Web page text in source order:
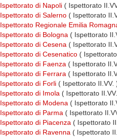
Ispettorato di Napoli ( Ispettorato
Ispettorato di Salerno ( Ispettorato
Ispettorato Regionale Emilia
Ispettorato di Bologna ( Ispettorato
Ispettorato di Cesena ( Ispettorato
Ispettorato di Cesenatico (
Ispettorato di Faenza ( Ispettorato
Ispettorato di Ferrara ( Ispettorato
Ispettorato di Forli ( Ispettorato II.VV.
Ispettorato di Imola ( Ispettorato
Ispettorato di Modena ( Ispettorato
Ispettorato di Parma ( Ispettorato
Ispettorato di Piacenza ( Ispettorato
Ispettorato di Ravenna ( Ispettorato